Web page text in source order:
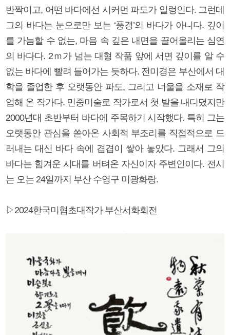
반짝이고, 어떤 바다에선 시커먼 파도가 일렁인다. 그런데
그의 바다는 눈으로만 보는 ‘풍경’의 바다가 아니다. 깊이
를 가늠할 수 없는, 마음 속 깊은 내면을 끌어올리는 심연
의 바다다. 2ｍ가 넘는 대형 작품 앞에 서면 깊이를 알 수
없는 바다에 빨려 들어가는 듯하다. 전미경은 부산에서 대
학을 졸업한 후 오랫동안 파도, 그리고 너울을 소재로 작
업해 온 작가다. 민중미술로 작가로서 첫 발을 내디뎠지만
2000년대 초반부터 바다에 주목하기 시작했다. 특히 그는
오랫동안 관심을 쏟아온 사회적 부조리를 직접적으로 드
러내는 대신 바다 속에 겹겹이 쌓아 놓았다. 그래서 그의
바다는 힘겨운 시대를 버텨온 자신이자 주변인이다. 전시
는 오는 24일까지 부산 수영구 미광화랑.
▷2024한국미협초대작가 부산서화회전